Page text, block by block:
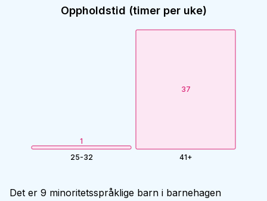
Oppholdstid (timer per uke)
1
25-32
37
41+
Det er 9 minoritetsspråklige barn i barnehagen